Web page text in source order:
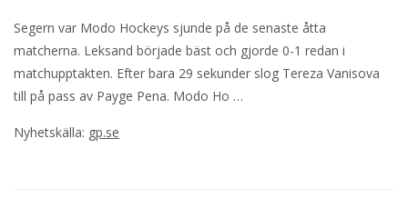
Segern var Modo Hockeys sjunde på de senaste åtta
matcherna. Leksand började bäst och gjorde 0-1 redan i
matchupptakten. Efter bara 29 sekunder slog Tereza Vanisova
till på pass av Payge Pena. Modo Ho …
Nyhetskälla: gp.se